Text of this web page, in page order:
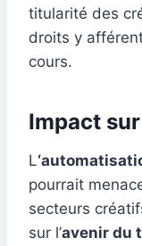
titularité des
droits y
cours.
Impact sur
L
pourrait
secteurs
sur l’avenir du